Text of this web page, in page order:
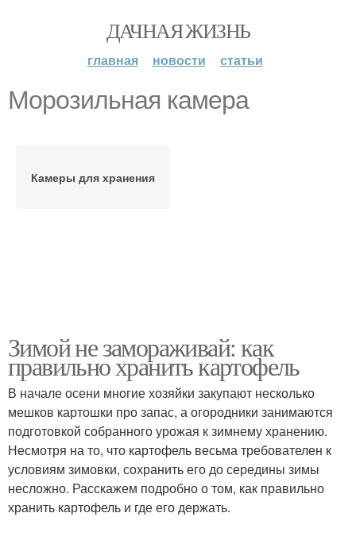
ДАЧНАЯ ЖИЗНЬ
главная новости статьи
Морозильная камера
Камеры для хранения
Зимой не замораживай: как
правильно хранить картофель
В начале осени многие хозяйки закупают несколько
мешков картошки про запас, а огородники занимаются
подготовкой собранного урожая к зимнему хранению.
Несмотря на то, что картофель весьма требователен к
условиям зимовки, сохранить его до середины зимы
несложно. Расскажем подробно о том, как правильно
хранить картофель и где его держать.